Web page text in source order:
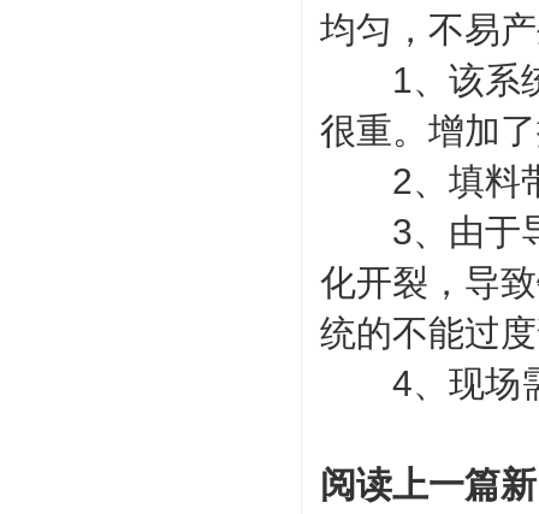
均匀，不易
1、该系统
很重。增加
2、填料带
3、由于导
化开裂，导
统的不能过
4、现场需
阅读上一篇